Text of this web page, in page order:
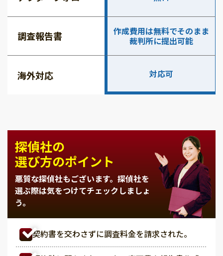
調査報告書
作成費用は無料でそのまま
裁判所に提出可能
海外対応 対応可
探偵社の
選び方のポイント
悪質な探偵社もございます。 探偵社を
選ぶ際は気をつけてチェックしましょ
う。
契約書を交わさずに調査料金を請求された。